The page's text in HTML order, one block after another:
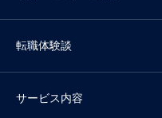
転職体験談
サービス内容